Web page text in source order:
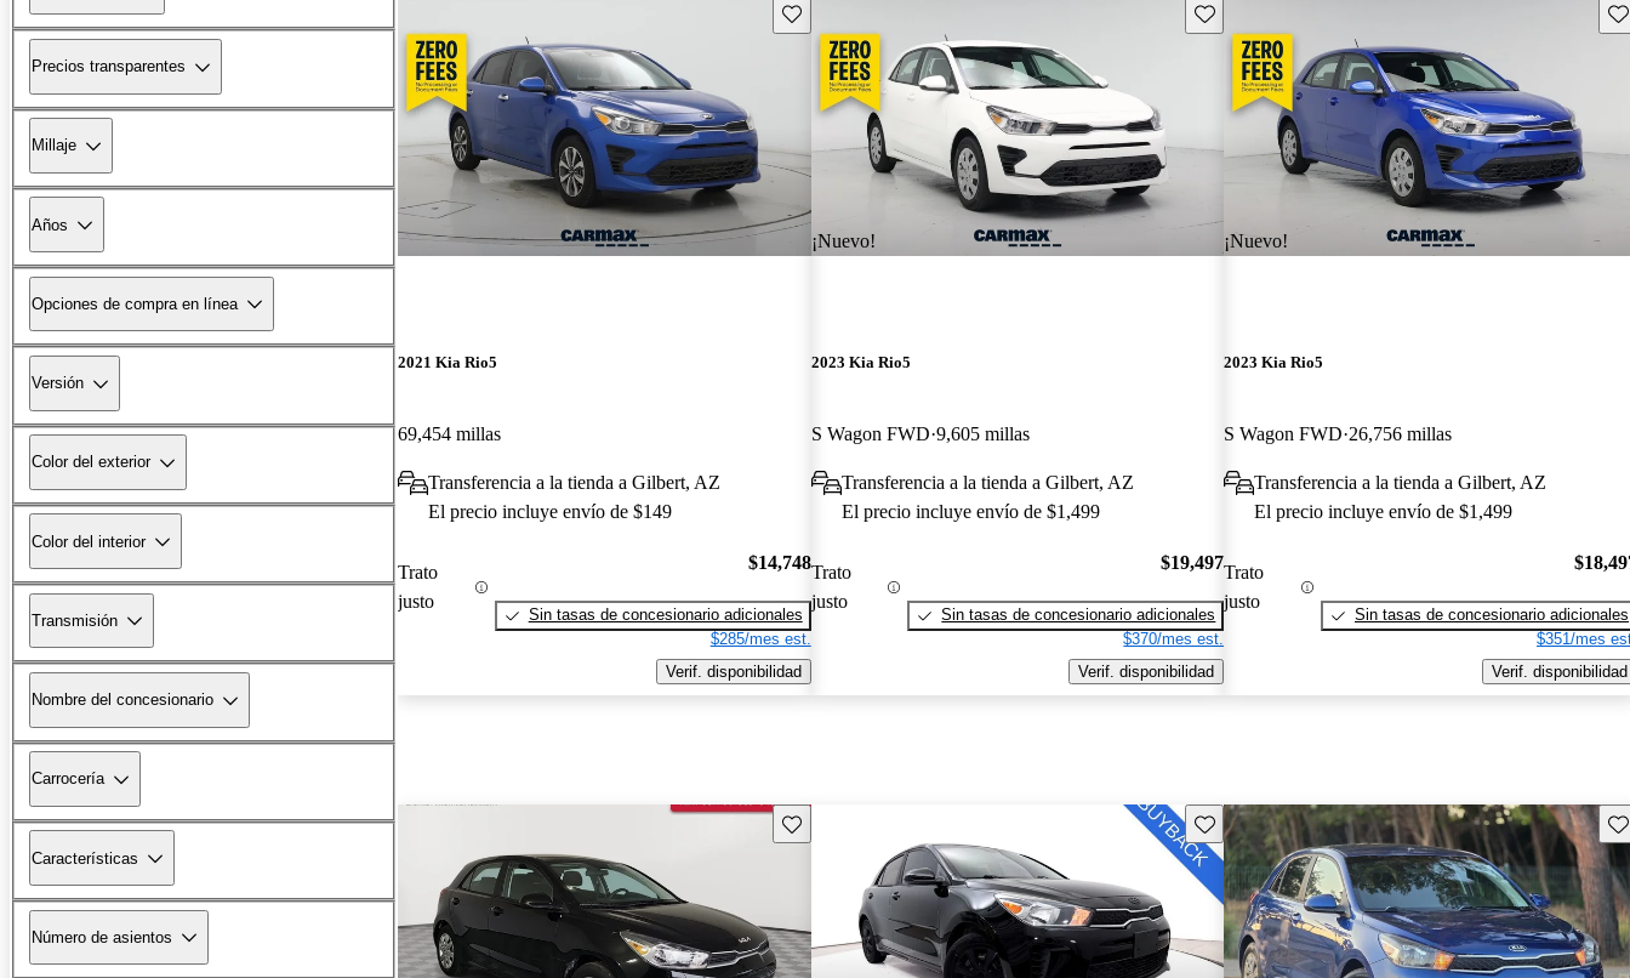
Precios transparentes
Millaje
Años
Opciones de compra en línea
Versión
Color del exterior
Color del interior
Transmisión
Nombre del concesionario
Carrocería
Características
Número de asientos
Guarda este Aviso
2021 Kia Rio5
69,454 millas
Transferencia a la tienda a Gilbert, AZ
El precio incluye envío de $149
Trato
justo
$14,748
Sin tasas de concesionario adicionales
$285/mes est.
Verif. disponibilidad
¡Nuevo!
Guarda este Aviso
2023 Kia Rio5
S Wagon FWD 9,605 millas
Transferencia a la tienda a Gilbert, AZ
El precio incluye envío de $1,499
Trato
justo
$19,497
Sin tasas de concesionario adicionales
$370/mes est.
Verif. disponibilidad
¡Nuevo!
2023 Kia Rio5
S Wagon FWD 26,756 millas
Transferencia a la tienda a Gilbert, AZ
El precio incluye envío de $1,499
Trato
justo
Sin tasas de concesionario adicionales
$351/mes
Verif. disponibilidad
Guarda este Aviso Guarda este Aviso